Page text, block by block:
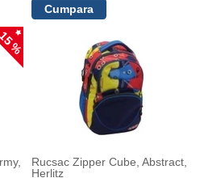
%
Rucsac Zipper Cube, Abstract,
Herlitz